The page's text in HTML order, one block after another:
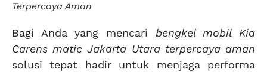
Terpercaya Aman
Bagi Anda yang mencari bengkel mobil Kia
Carens matic Jakarta Utara terpercaya aman
solusi tepat hadir untuk menjaga performa